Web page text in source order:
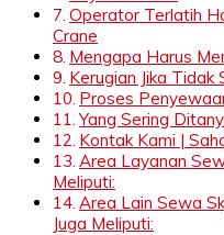
Operator Terlatih
Crane
Mengapa Harus
Kerugian Jika
Proses
Yang Sering
Kontak Kami |
Area Layanan
Meliputi:
Area Lain Sewa
Juga Meliputi: